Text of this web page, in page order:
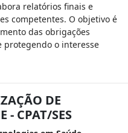
relatórios finais e
competentes. O objetivo é
das obrigações
o interesse
DE
- CPAT/SES